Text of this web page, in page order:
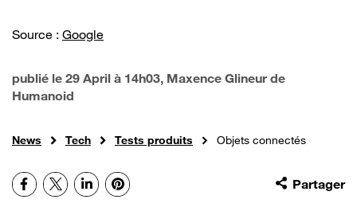
Source : Google
publié le 29 April à 14h03, Maxence Glineur de
Humanoid
News Tech Tests produits Objets connectés
Partager
Facebook
X LinkedInPinterest